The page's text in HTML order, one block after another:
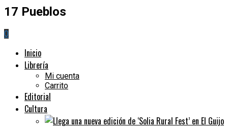
17 Pueblos
0
Inicio
Librería
Mi cuenta
Carrito
Editorial
Cultura